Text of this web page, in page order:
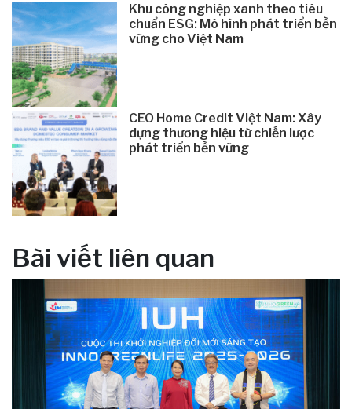
Khu công nghiệp xanh theo tiêu
chuẩn ESG: Mô hình phát triển bền
vững cho Việt Nam
CEO Home Credit Việt Nam: Xây
dựng thương hiệu từ chiến lược
phát triển bền vững
Bài viết liên quan